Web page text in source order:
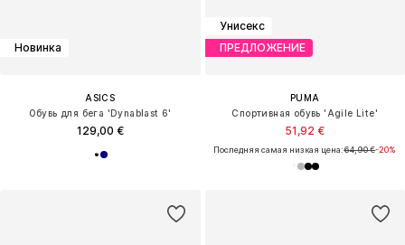
Новинка
ASICS
Обувь для бега 'Dynablast 6'
129,00 €
Унисекс
ПРЕДЛОЖЕНИЕ
PUMA
Спортивная обувь 'Agile Lite'
51,92 €
Последняя самая низкая цена:64,90 €-20%